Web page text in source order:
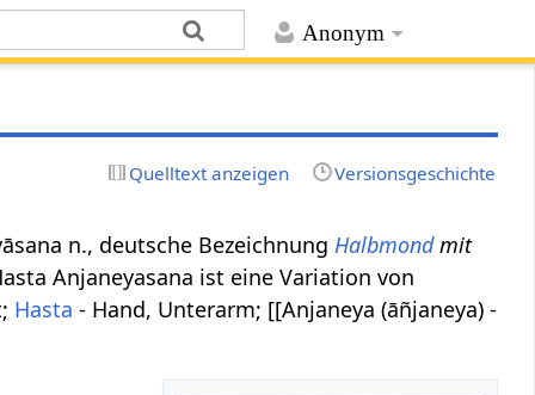
Anonym
Quelltext anzeigen Versionsgeschichte
n., deutsche Bezeichnung Halbmondmit
Anjaneyasana ist eine Variation von
Hasta - Hand, Unterarm; [[Anjaneya (āñjaneya) -